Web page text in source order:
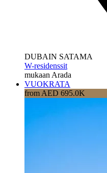
DUBAIN SATAMA
W-residenssit
mukaan Arada
VUOKRATA
from AED 695.0K